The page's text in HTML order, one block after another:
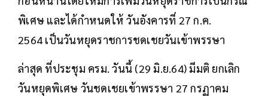
พิเศษ และได้กำหนดให้ วันอังคารที่ 27 ก.ค.
2564 เป็นวันหยุดราชการชดเชยวันเข้าพรรษา
ล่าสุด ที่ประชุม ครม. วันนี้ (29 มิ.ย.64) มีมติ ยกเลิก
วันหยุดพิเศษ วันชดเชยเข้าพรรษา 27 กรฏาคม